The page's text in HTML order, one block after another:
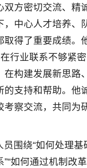
双方密切交流、精
，中心人才培养、
取得了重要成绩。
行业联系不够紧
在构建发展新思路
的支持和帮助。他
考察交流，共同为
员围绕“如何处理基
如何通过机制改